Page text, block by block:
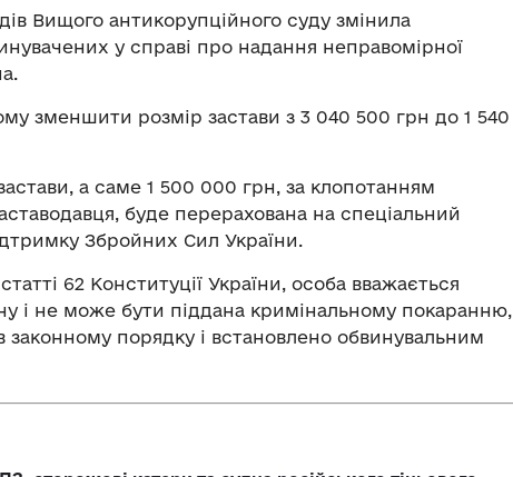
Вищого антикорупційного суду змінила
у справі про надання неправомірної
зменшити розмір застави з 3 040 500 грн до 1 540
а саме 1 500 000 грн, за клопотанням
буде перерахована на спеціальний
Збройних Сил України.
62 Конституції України, особа вважається
і не може бути піддана кримінальному покаранню,
законному порядку і встановлено обвинувальним